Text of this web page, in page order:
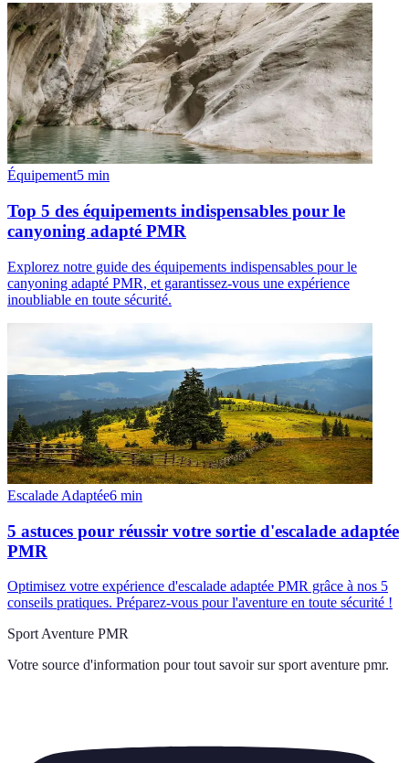
Équipement5 min
Top 5 des équipements indispensables pour le
canyoning adapté PMR
Explorez notre guide des équipements indispensables pour le
canyoning adapté PMR, et garantissez-vous une expérience
inoubliable en toute sécurité.
Escalade Adaptée6 min
5 astuces pour réussir votre sortie d'escalade adaptée
PMR
Optimisez votre expérience d'escalade adaptée PMR grâce à nos 5
conseils pratiques. Préparez-vous pour l'aventure en toute sécurité !
Sport Aventure PMR
Votre source d'information pour tout savoir sur sport aventure pmr.